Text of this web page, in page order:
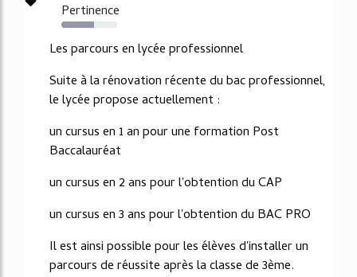
Pertinence
59%
Les parcours en lycée professionnel
Suite à la rénovation récente du bac professionnel,
le lycée propose actuellement :
un cursus en 1 an pour une formation Post
Baccalauréat
un cursus en 2 ans pour l'obtention du CAP
un cursus en 3 ans pour l'obtention du BAC PRO
Il est ainsi possible pour les élèves d'installer un
parcours de réussite après la classe de 3ème.